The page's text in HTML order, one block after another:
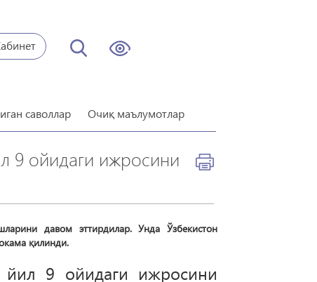
саволлар Очиқ маълумотлар
9 ойидаги ижросини
давом эттирдилар. Унда Ўзбекистон
қилинди.